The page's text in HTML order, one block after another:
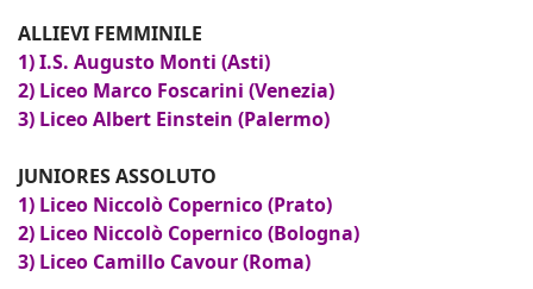
ALLIEVI FEMMINILE
1) I.S. Augusto Monti (Asti)
2) Liceo Marco Foscarini (Venezia)
3) Liceo Albert Einstein (Palermo)
JUNIORES ASSOLUTO
1) Liceo Niccolò Copernico (Prato)
2) Liceo Niccolò Copernico (Bologna)
3) Liceo Camillo Cavour (Roma)